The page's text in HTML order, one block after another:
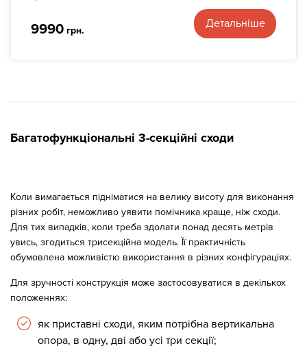
9990 грн.
Детальніше
Багатофункціональні 3-секційні сходи
Коли вимагається підніматися на велику висоту для виконання
різних робіт, неможливо уявити помічника краще, ніж сходи.
Для тих випадків, коли треба здолати понад десять метрів
увись, згодиться трисекційна модель. Її практичність
обумовлена можливістю використання в різних конфігураціях.
Для зручності конструкція може застосовуватися в декількох
положеннях:
як приставні сходи, яким потрібна вертикальна
опора, в одну, дві або усі три секції;